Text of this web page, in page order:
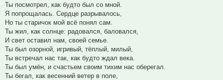
Ты посмотрел, как будто был со мной.
Я попрощалась. Сердце разрывалось,
Но ты старичок мой всё понял сам.
Ты жил, как солнце: радовался, баловался,
И свет оставил нам, своей семье.
Ты был озорной, игривый, тёплый, милый,
Ты встречал нас так, как будто ждал века.
Ты был умён, и счастьем своим тихим нас оберегал.
Ты бегал, как весенний ветер в поле,